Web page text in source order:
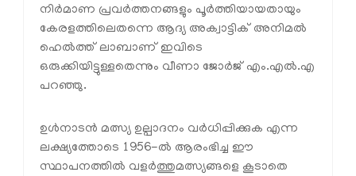
നിര്‍മാണ പ്രവര്‍ത്തനങ്ങളും പൂര്‍ത്തിയായതായും
കേരളത്തിലെതന്നെ ആദ്യ അക്വാട്ടിക് അനിമല്‍
ഹെല്‍ത്ത് ലാബാണ് ഇവിടെ
ഒരുക്കിയിട്ടുള്ളതെന്നും വീണാ ജോര്‍ജ് എം.എല്‍.എ
പറഞ്ഞു.
ഉള്‍നാടന്‍ മത്സ്യ ഉല്പാദനം വര്‍ധിപ്പിക്കുക എന്ന
ലക്ഷ്യത്തോടെ 1956-ല്‍ ആരംഭിച്ച ഈ
സ്ഥാപനത്തില്‍ വളര്‍ത്തുമത്സ്യങ്ങളെ കൂടാതെ